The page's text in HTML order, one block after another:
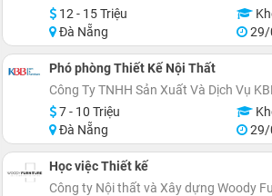
12 - 15 Triệu
Đà Nẵng
29/
Phó phòng Thiết Kế Nội Thất
Công Ty TNHH Sản Xuất Và Dịch Vụ
7 - 10 Triệu
Đà Nẵng
29/
Học việc Thiết kế
Công ty Nội thất và Xây dựng Woody